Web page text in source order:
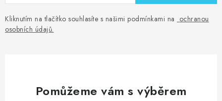
Kliknutím na tlačítko souhlasíte s našimi podmínkami na ochranou
osobních údajů.
Pomůžeme vám s výběrem